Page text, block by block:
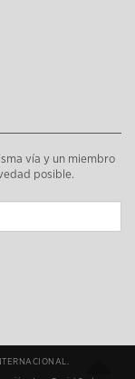
vía y un miembro
posible.